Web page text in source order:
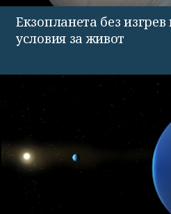
Екзопланета без
условия за живот